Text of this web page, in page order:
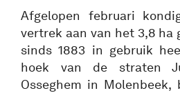
Afgelopen februari
vertrek aan van het 3,8 ha
sinds 1883 in gebruik
hoek van de straten
Osseghem in